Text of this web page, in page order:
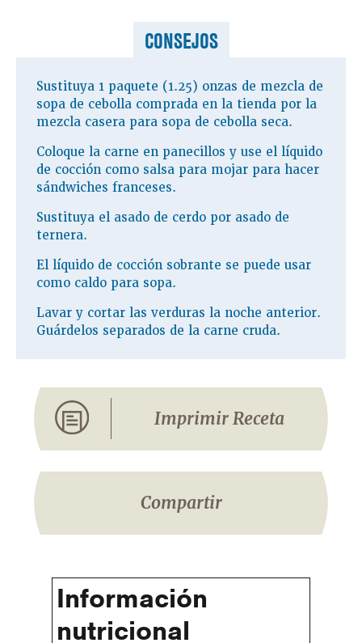
CONSEJOS
Sustituya 1 paquete (1.25) onzas de mezcla de
sopa de cebolla comprada en la tienda por la
mezcla casera para sopa de cebolla seca.
Coloque la carne en panecillos y use el líquido
de cocción como salsa para mojar para hacer
sándwiches franceses.
Sustituya el asado de cerdo por asado de
ternera.
El líquido de cocción sobrante se puede usar
como caldo para sopa.
Lavar y cortar las verduras la noche anterior.
Guárdelos separados de la carne cruda.
Imprimir Receta
Compartir
Información
nutricional